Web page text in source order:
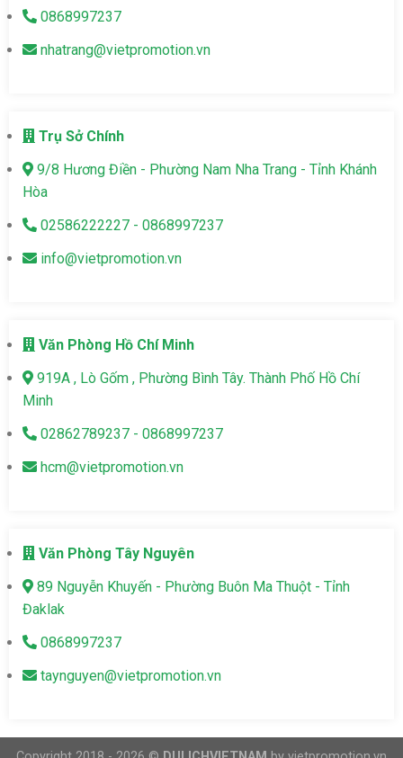
0868997237
nhatrang@vietpromotion.vn
Trụ Sở Chính
9/8 Hương Điền - Phường Nam Nha Trang - Tỉnh Khánh
Hòa
02586222227 - 0868997237
info@vietpromotion.vn
Văn Phòng Hồ Chí Minh
919A , Lò Gốm , Phường Bình Tây. Thành Phố Hồ Chí
Minh
02862789237 - 0868997237
hcm@vietpromotion.vn
Văn Phòng Tây Nguyên
89 Nguyễn Khuyến - Phường Buôn Ma Thuột - Tỉnh
Đaklak
0868997237
taynguyen@vietpromotion.vn